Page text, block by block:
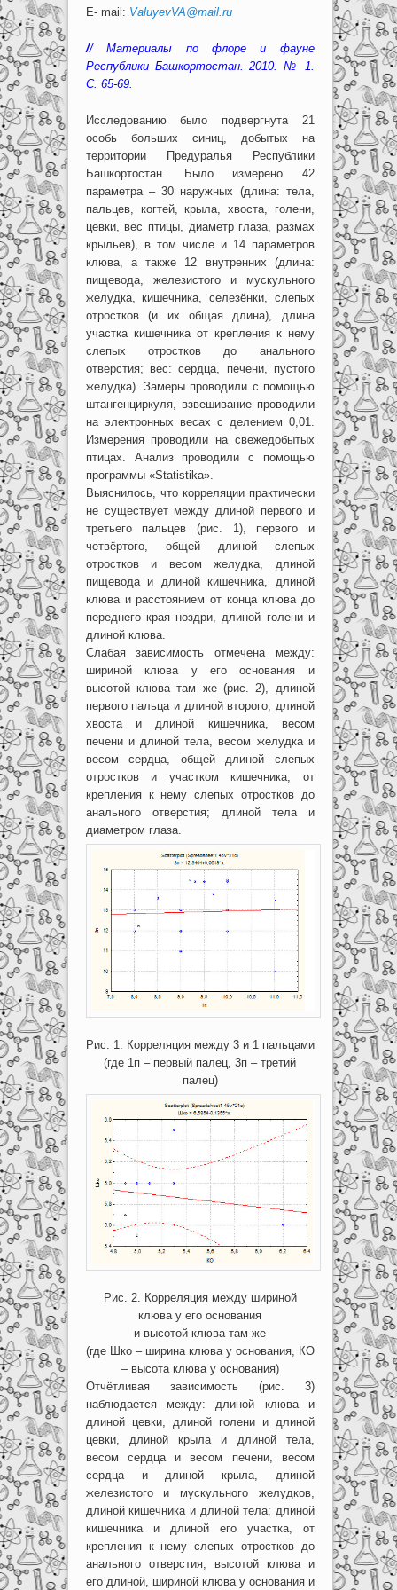
E- mail: ValuyevVA@mail. ru
// Материалы по флоре и фауне
Республики Башкортостан. 2010. № 1.
С. 65-69.
Исследованию было подвергнута 21
особь больших синиц, добытых на
территории Предуралья Республики
Башкортостан. Было измерено 42
параметра – 30 наружных (длина: тела,
пальцев, когтей, крыла, хвоста, голени,
цевки, вес птицы, диаметр глаза, размах
крыльев), в том числе и 14 параметров
клюва, а также 12 внутренних (длина:
пищевода, железистого и мускульного
желудка, кишечника, селезёнки, слепых
отростков (и их общая длина), длина
участка кишечника от крепления к нему
слепых отростков до анального
отверстия; вес: сердца, печени, пустого
желудка). Замеры проводили с помощью
штангенциркуля, взвешивание проводили
на электронных весах с делением 0,01.
Измерения проводили на свежедобытых
птицах. Анализ проводили с помощью
программы «Statistika».
Выяснилось, что корреляции практически
не существует между длиной первого и
третьего пальцев (рис. 1), первого и
четвёртого, общей длиной слепых
отростков и весом желудка, длиной
пищевода и длиной кишечника, длиной
клюва и расстоянием от конца клюва до
переднего края ноздри, длиной голени и
длиной клюва.
Слабая зависимость отмечена между:
шириной клюва у его основания и
высотой клюва там же (рис. 2), длиной
первого пальца и длиной второго, длиной
хвоста и длиной кишечника, весом
печени и длиной тела, весом желудка и
весом сердца, общей длиной слепых
отростков и участком кишечника, от
крепления к нему слепых отростков до
анального отверстия; длиной тела и
диаметром глаза.
Рис. 1. Корреляция между 3 и 1 пальцами
(где 1п – первый палец, 3п – третий
палец)
Рис. 2. Корреляция между шириной
клюва у его основания
и высотой клюва там же
(где Шко – ширина клюва у основания, КО
– высота клюва у основания)
Отчётливая зависимость (рис. 3)
наблюдается между: длиной клюва и
длиной цевки, длиной голени и длиной
цевки, длиной крыла и длиной тела,
весом сердца и весом печени, весом
сердца и длиной крыла, длиной
железистого и мускульного желудков,
длиной кишечника и длиной тела; длиной
кишечника и длиной его участка, от
крепления к нему слепых отростков до
анального отверстия; высотой клюва и
его длиной, шириной клюва у основания и